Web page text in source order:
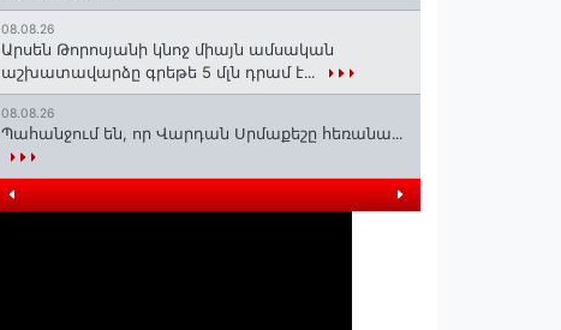
08.08.26
Արսեն Թորոսյանի կնոջ միայն ամսական
աշխատավարձը գրեթե 5 մլն դրամ է․․․
08.08.26
Պահանջում են, որ Վարդան Սրմաքեշը հեռանա․․․